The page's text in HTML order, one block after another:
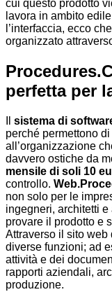
cui questo prodotto
lavora in ambito
l’interfaccia, ecco
organizzato
perfetta per
sistema di
perché permettono
all’organizzazione
davvero ostiche da
mensile di soli 10
controllo.
non solo per le
ingegneri, architetti
provare il prodotto e
Attraverso il sito
diverse funzioni; ad
attività e dei
rapporti aziendali,
produzione.